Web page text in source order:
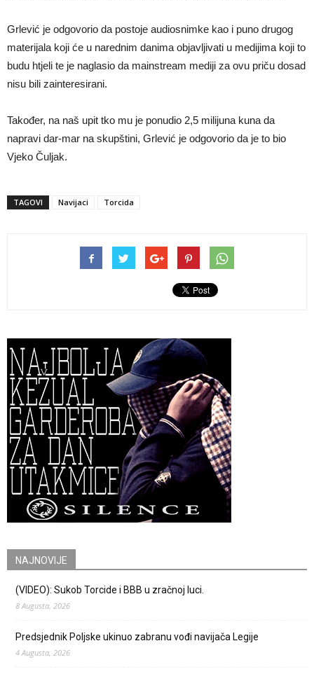
Grlević je odgovorio da postoje audiosnimke kao i puno drugog
materijala koji će u narednim danima objavljivati u medijima koji to
budu htjeli te je naglasio da mainstream mediji za ovu priču dosad
nisu bili zainteresirani.
Također, na naš upit tko mu je ponudio 2,5 milijuna kuna da
napravi dar-mar na skupštini, Grlević je odgovorio da je to bio
Vjeko Čuljak.
TAGOVI Navijaci Torcida
NAJNOVIJE
(VIDEO): Sukob Torcide i BBB u zračnoj luci.
8 Augusta, 2026
Predsjednik Poljske ukinuo zabranu vođi navijača Legije
4 Augusta, 2026